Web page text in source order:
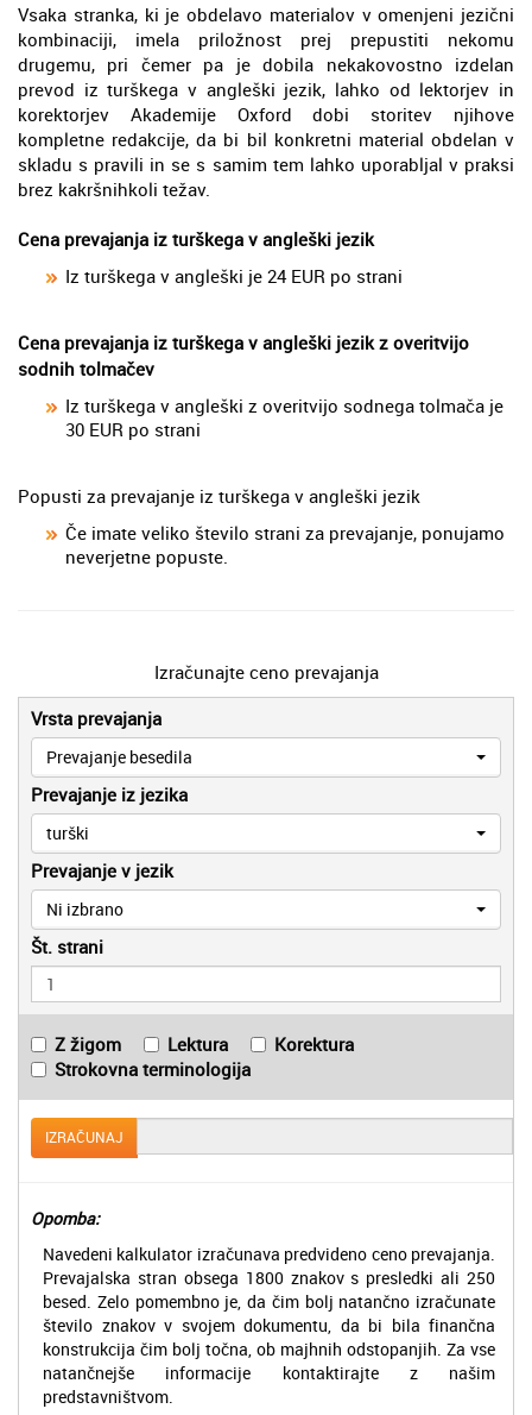
Vsaka stranka, ki je obdelavo materialov v omenjeni jezični
kombinaciji, imela priložnost prej prepustiti nekomu
drugemu, pri čemer pa je dobila nekakovostno izdelan
prevod iz turškega v angleški jezik, lahko od lektorjev in
korektorjev Akademije Oxford dobi storitev njihove
kompletne redakcije, da bi bil konkretni material obdelan v
skladu s pravili in se s samim tem lahko uporabljal v praksi
brez kakršnihkoli težav.
Cena prevajanja iz turškega v angleški jezik
Iz turškega v angleški je 24 EUR po strani
Cena prevajanja iz turškega v angleški jezik z overitvijo
sodnih tolmačev
Iz turškega v angleški z overitvijo sodnega tolmača je
30 EUR po strani
Popusti za prevajanje iz turškega v angleški jezik
Če imate veliko število strani za prevajanje, ponujamo
neverjetne popuste.
Izračunajte ceno prevajanja
Vrsta prevajanja
Prevajanje besedila
Prevajanje iz jezika
turški
Prevajanje v jezik
Ni izbrano
Št. strani
Z žigom Lektura
Korektura
Strokovna terminologija
IZRAČUNAJ
Opomba:
Navedeni kalkulator izračunava predvideno ceno prevajanja.
Prevajalska stran obsega 1800 znakov s presledki ali 250
besed. Zelo pomembno je, da čim bolj natančno izračunate
število znakov v svojem dokumentu, da bi bila finančna
konstrukcija čim bolj točna, ob majhnih odstopanjih. Za vse
natančnejše informacije kontaktirajte z našim
predstavništvom.